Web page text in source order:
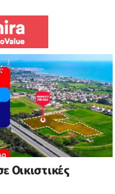
Οικιστικές